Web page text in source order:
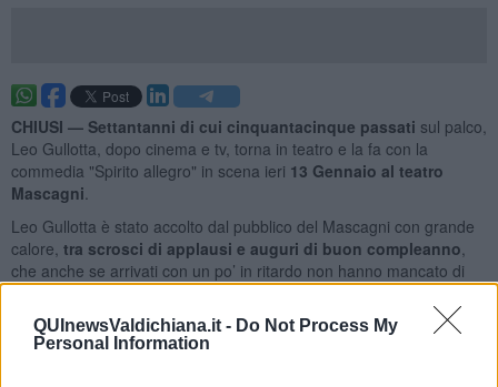
QUInewsValdichiana.it - Do Not Process My
Personal Information
CHIUSI — Settantanni di cui cinquantacinque passati sul palco,
Leo Gullotta, dopo cinema e tv, torna in teatro e la fa con la
commedia "Spirito allegro" in scena ieri 13 Gennaio al teatro
Mascagni
Leo Gullotta è stato accolto dal pubblico del Mascagni con grande
calore, tra scrosci di applausi e auguri di buon compleanno
che anche se arrivati con un po’ in ritardo non hanno mancato di
dimostrarglil’affetto e la stima che il pubblicoprova per lui e per
tutti suoi personaggi che hanno divertito intere generazioni.